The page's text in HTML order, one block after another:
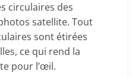
circulaires des
satellite. Tout
sont étirées
ce qui rend la
pour l’œil.